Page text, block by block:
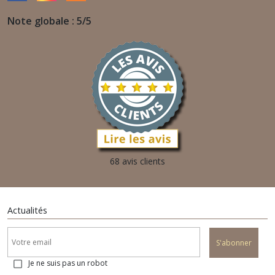
Note globale : 5/5
68 avis clients
Actualités
S'abonner
Je ne suis pas un robot